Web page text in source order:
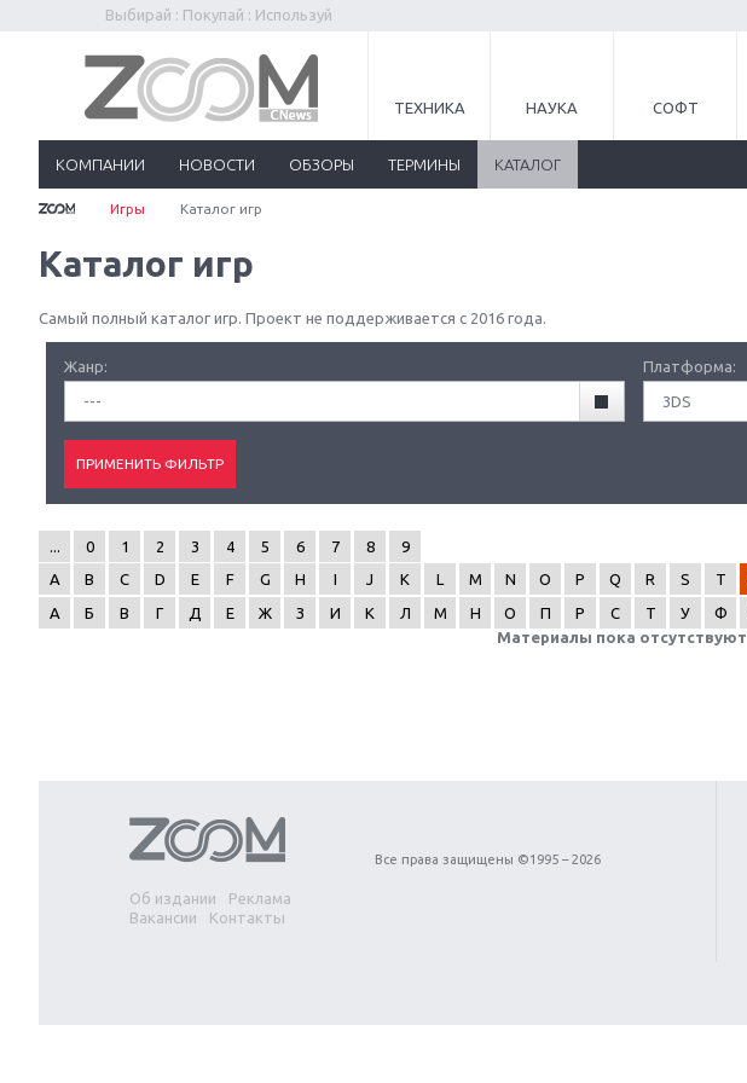
Выбирай : Покупай : Используй
ТЕХНИКА НАУКА СОФТ
КОМПАНИИ НОВОСТИ ОБЗОРЫ ТЕРМИНЫ КАТАЛОГ
Игры Каталог игр
Каталог игр
Самый полный каталог игр. Проект не поддерживается с 2016 года.
Жанр:
---
Платформа:
3DS
0 1 2 3 4 5 6 7 8
9
A
B C D E F G H I J K L M N O P Q R S T
А
Б В Г Д Е Ж З И К Л М Н О П Р С Т У Ф
Материалы пока отсутствуют
Об издании
Реклама
Вакансии
Контакты
Все права защищены ©1995 – 2026